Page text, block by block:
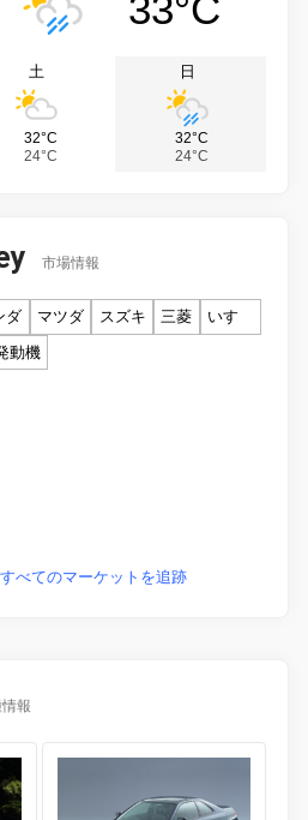
33°C
土
32°C
24°C
日
32°C
24°C
市場情報
ダ マツダ スズキ 三菱
いすゞ
動機
べてのマーケットを追跡
報